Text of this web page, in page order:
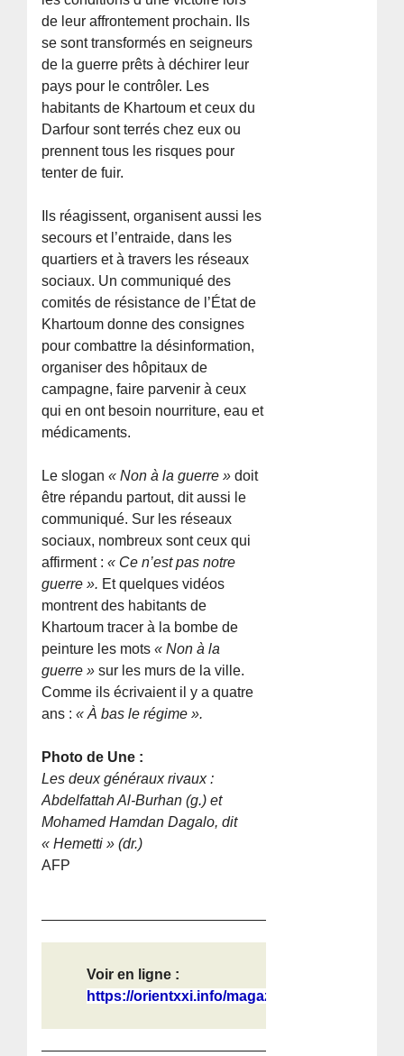
de leur affrontement prochain. Ils
se sont transformés en seigneurs
de la guerre prêts à déchirer leur
pays pour le contrôler. Les
habitants de Khartoum et ceux du
Darfour sont terrés chez eux ou
prennent tous les risques pour
tenter de fuir.
Ils réagissent, organisent aussi les
secours et l’entraide, dans les
quartiers et à travers les réseaux
sociaux. Un communiqué des
comités de résistance de l’État de
Khartoum donne des consignes
pour combattre la désinformation,
organiser des hôpitaux de
campagne, faire parvenir à ceux
qui en ont besoin nourriture, eau et
médicaments.
Le slogan« Non à la guerre » doit
être répandu partout, dit aussi le
communiqué. Sur les réseaux
sociaux, nombreux sont ceux qui
affirment :« Ce n’est pas notre
guerre ». Et quelques vidéos
montrent des habitants de
Khartoum tracer à la bombe de
peinture les mots« Non à la
guerre » sur les murs de la ville.
Comme ils écrivaient il y a quatre
ans :« À bas le régime ».
Photo de Une :
Les deux généraux rivaux :
Abdelfattah Al-Burhan (g.) et
Mohamed Hamdan Dagalo, dit
« Hemetti » (dr.)
AFP
Voir en ligne :
https://orientxxi.info/magazine/les...